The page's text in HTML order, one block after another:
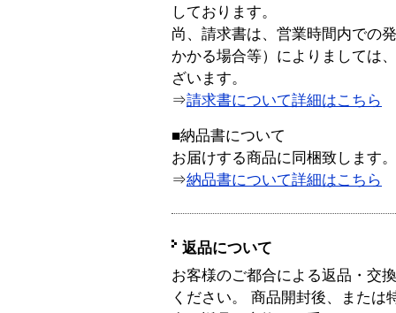
しております。
尚、請求書は、営業時間内での
かかる場合等）によりましては
ざいます。
⇒請求書について詳細はこちら
■納品書について
お届けする商品に同梱致します。
⇒納品書について詳細はこちら
返品について
お客様のご都合による返品・交
ください。 商品開封後、または